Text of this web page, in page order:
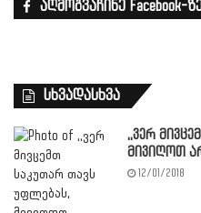
აღმოგვაჩინე Facebook-
სხვადასხვა
,,ვერ
მივიღოთ
12/01/2018